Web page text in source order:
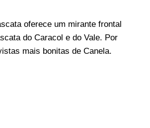
oferece um mirante frontal
do Caracol e do Vale. Por
mais bonitas de Canela.